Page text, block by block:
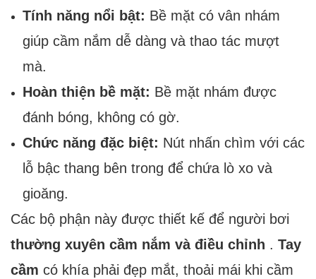
Tính năng nổi bật: Bề mặt có vân nhám
giúp cầm nắm dễ dàng và thao tác mượt
mà.
Hoàn thiện bề mặt: Bề mặt nhám được
đánh bóng, không có gờ.
Chức năng đặc biệt: Nút nhấn chìm với các
lỗ bậc thang bên trong để chứa lò xo và
gioăng.
Các bộ phận này được thiết kế để người bơi
thường xuyên cầm nắm và điều chỉnh . Tay
cầm có khía phải đẹp mắt, thoải mái khi cầm